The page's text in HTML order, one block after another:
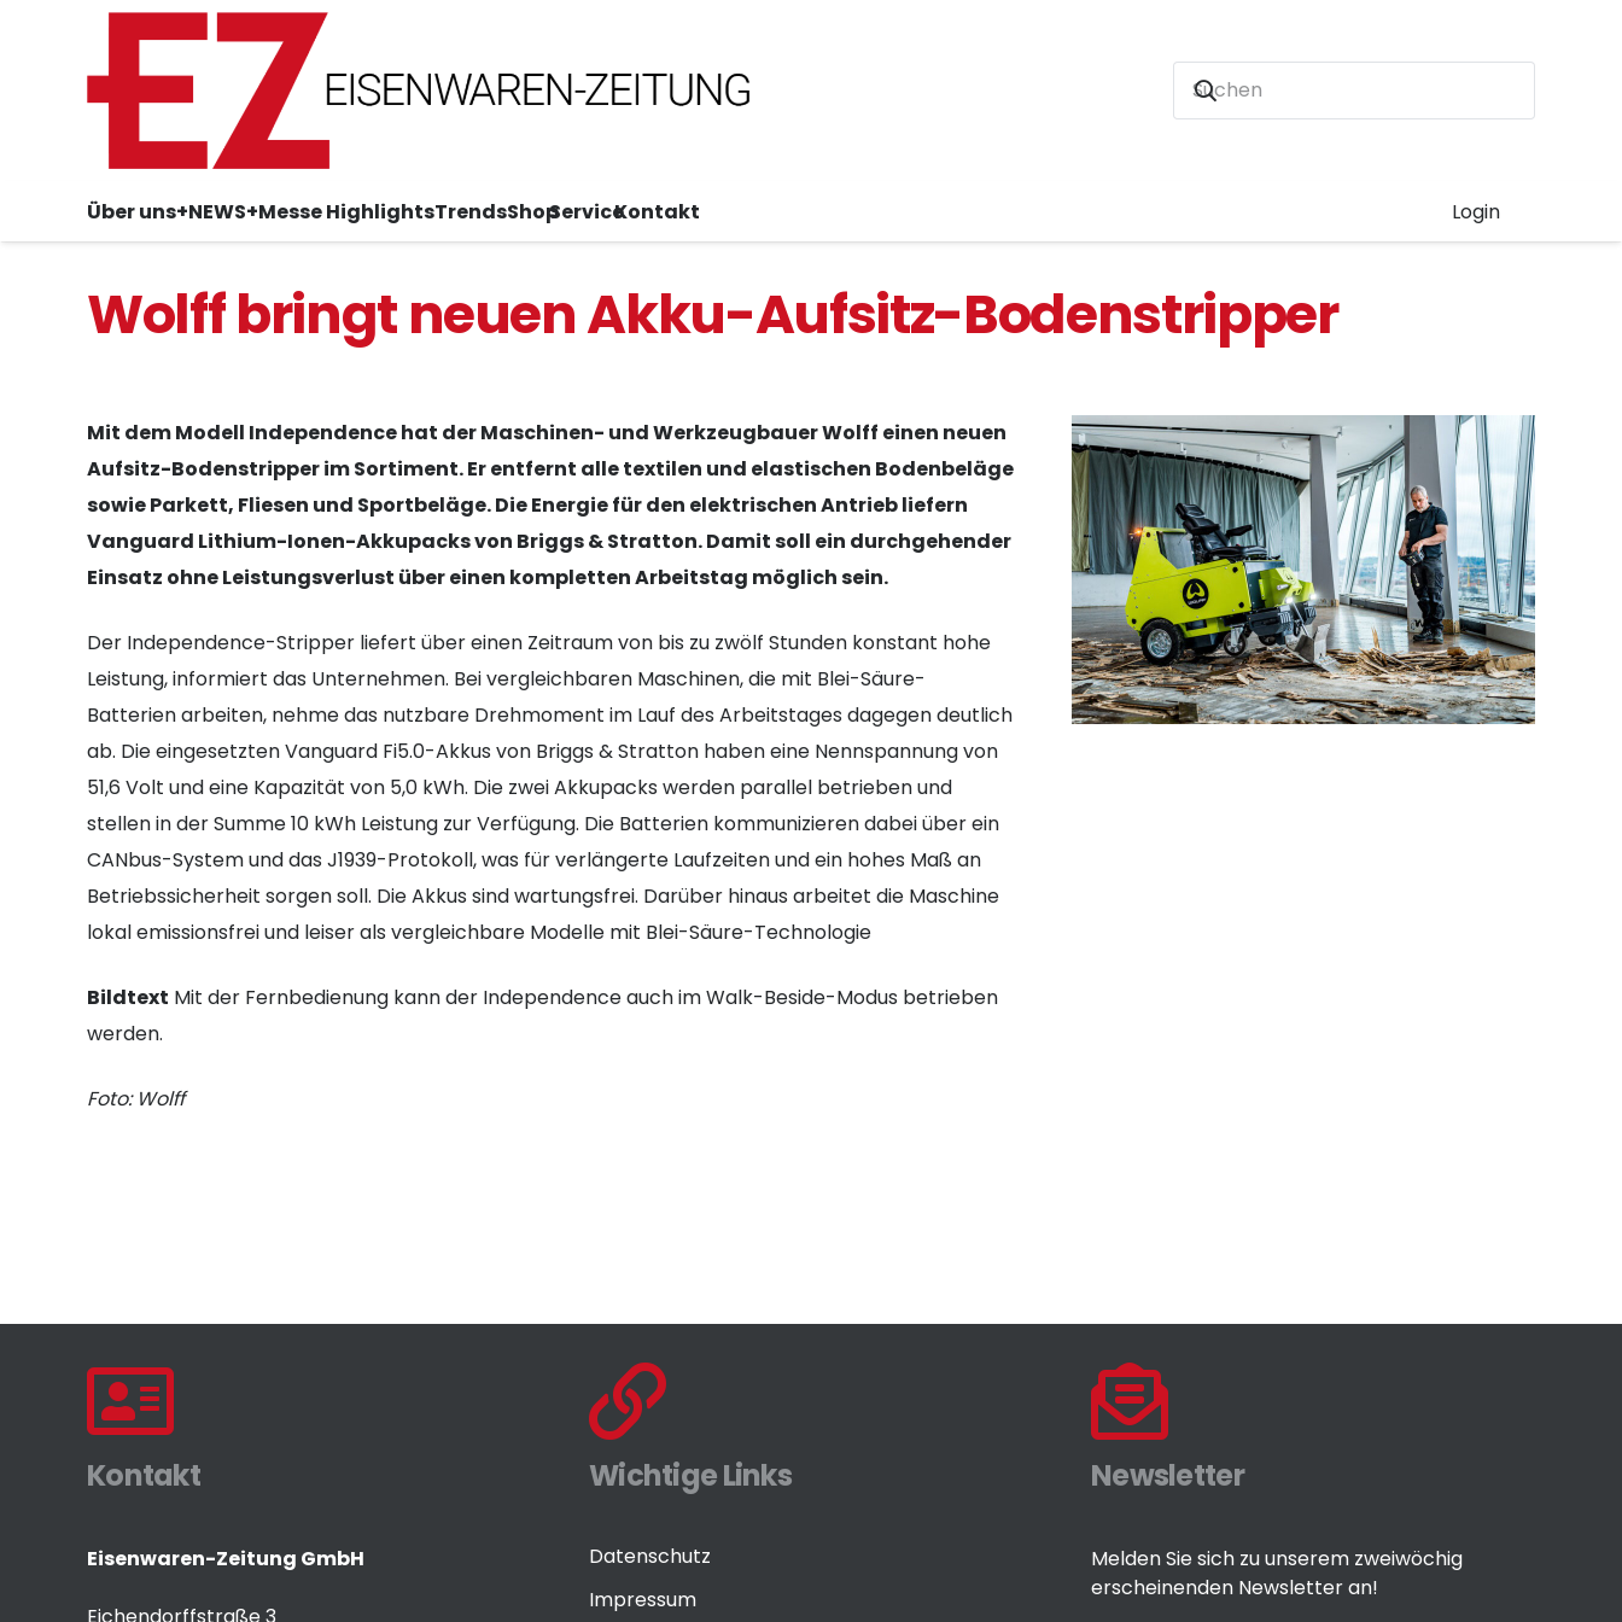
Über uns+NEWS+Messe HighlightsTrendsShopServiceKontakt Login
Wolff bringt neuen Akku-Aufsitz-Bodenstripper
Mit dem Modell Independence hat der Maschinen- und Werkzeugbauer Wolff einen neuen
Aufsitz-Bodenstripper im Sortiment. Er entfernt alle textilen und elastischen Bodenbeläge
sowie Parkett, Fliesen und Sportbeläge. Die Energie für den elektrischen Antrieb liefern
Vanguard Lithium-Ionen-Akkupacks von Briggs & Stratton. Damit soll ein durchgehender
Einsatz ohne Leistungsverlust über einen kompletten Arbeitstag möglich sein.
Der Independence-Stripper liefert über einen Zeitraum von bis zu zwölf Stunden konstant hohe
Leistung, informiert das Unternehmen. Bei vergleichbaren Maschinen, die mit Blei-Säure-
Batterien arbeiten, nehme das nutzbare Drehmoment im Lauf des Arbeitstages dagegen deutlich
ab. Die eingesetzten Vanguard Fi5.0-Akkus von Briggs & Stratton haben eine Nennspannung von
51,6 Volt und eine Kapazität von 5,0 kWh. Die zwei Akkupacks werden parallel betrieben und
stellen in der Summe 10 kWh Leistung zur Verfügung. Die Batterien kommunizieren dabei über ein
CANbus-System und das J1939-Protokoll, was für verlängerte Laufzeiten und ein hohes Maß an
Betriebssicherheit sorgen soll. Die Akkus sind wartungsfrei. Darüber hinaus arbeitet die Maschine
lokal emissionsfrei und leiser als vergleichbare Modelle mit Blei-Säure-Technologie
Bildtext Mit der Fernbedienung kann der Independence auch im Walk-Beside-Modus betrieben
werden.
Foto: Wolff
Kontakt
Eisenwaren-Zeitung GmbH
Wichtige Links
Datenschutz
Impressum
Newsletter
Melden Sie sich zu unserem zweiwöchig
erscheinenden Newsletter an!